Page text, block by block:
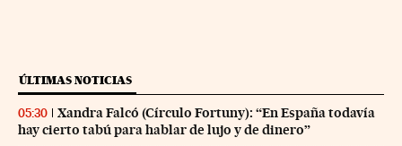
ÚLTIMAS NOTICIAS
05:30
Xandra Falcó (Círculo Fortuny): “En España todavía
hay cierto tabú para hablar de lujo y de dinero”